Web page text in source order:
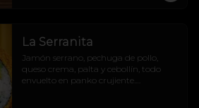
La Serranita
Jamón serrano, pechuga de pollo,
queso crema, palta y cebollín, todo
envuelto en panko crujiente.